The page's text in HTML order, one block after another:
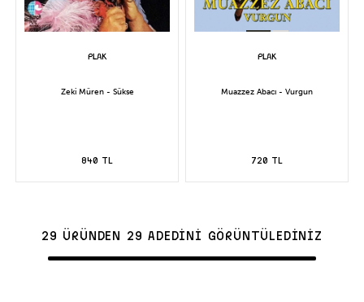
Zeki Müren - Sükse
840 TL
Muazzez Abacı - Vurgun
720 TL
29 ÜRÜNDEN 29 ADEDİNİ GÖRÜNTÜLEDİNİZ